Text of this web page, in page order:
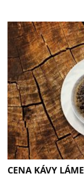
CENA KÁVY